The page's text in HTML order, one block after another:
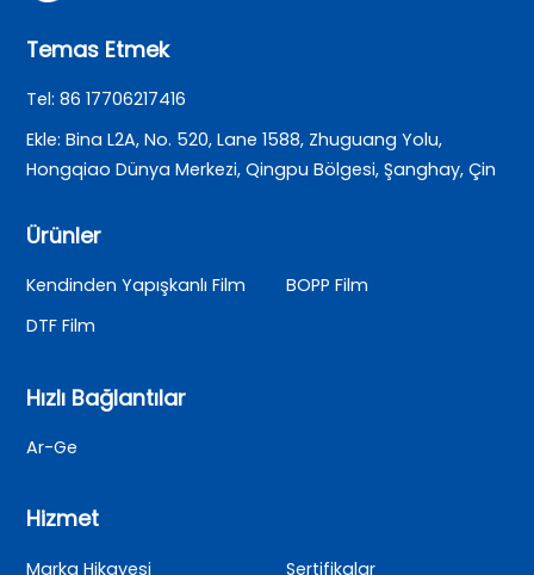
Temas Etmek
Tel: 86 17706217416
Ekle: Bina L2A, No. 520, Lane 1588, Zhuguang Yolu,
Hongqiao Dünya Merkezi, Qingpu Bölgesi, Şanghay, Çin
Ürünler
Kendinden Yapışkanlı Film
BOPP Film
DTF Film
Hızlı Bağlantılar
Ar-Ge
Hizmet
Marka Hikayesi Sertifikalar